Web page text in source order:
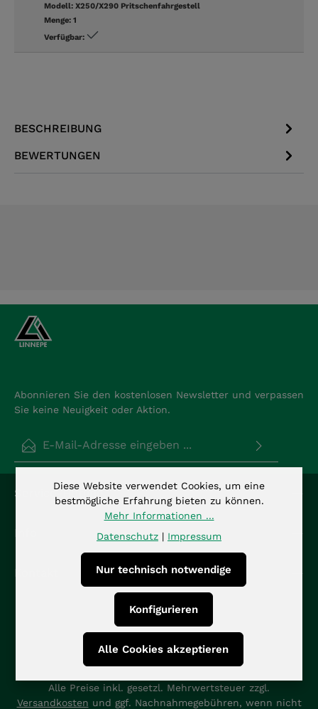
Modell: X250/X290 Pritschenfahrgestell
Menge: 1
Verfügbar:
BESCHREIBUNG
BEWERTUNGEN
Abonnieren Sie den kostenlosen Newsletter und verpassen
Sie keine Neuigkeit oder Aktion.
Datenschutz
Ich habe die Datenschutzbestimmungen zur
Kenntnis genommen und dieAGB
Die mit einem Stern (*) markierten Felder sind
Pflichtfelder.
Service-Hotline
Alle Preise inkl. gesetzl. Mehrwertsteuer zzgl.
Versandkosten und ggf. Nachnahmegebühren, wenn nicht
Diese Website verwendet Cookies, um eine
bestmögliche Erfahrung bieten zu können.
Mehr Informationen ...
Datenschutz | Impressum
Nur technisch notwendige
Konfigurieren
Alle Cookies akzeptieren